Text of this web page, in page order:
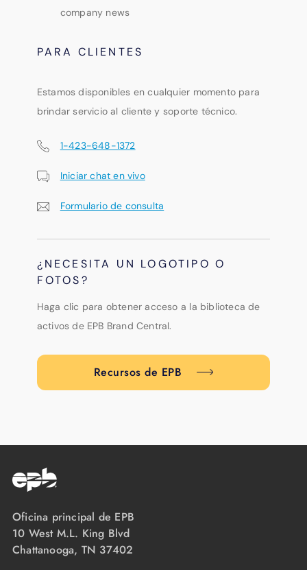
company news
PARA CLIENTES
Estamos disponibles en cualquier momento para
brindar servicio al cliente y soporte técnico.
1-423-648-1372
Iniciar chat en vivo
Formulario de consulta
¿NECESITA UN LOGOTIPO O
FOTOS?
Haga clic para obtener acceso a la biblioteca de
activos de EPB Brand Central.
Recursos de EPB
Oficina principal de EPB
10 West M.L. King Blvd
Chattanooga, TN 37402